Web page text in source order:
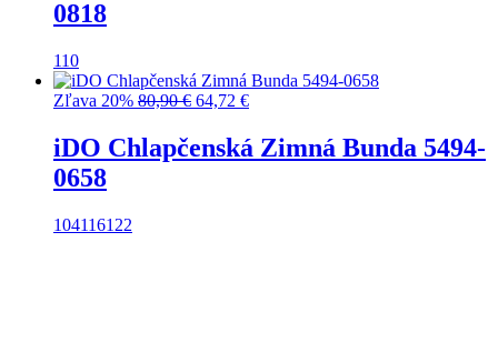
0818
110
Zľava 20% 80,90€ Pôvodná
bola:
80,90 €.
64,72 €Aktuálna
je:
64,72 €.
iDO Chlapčenská Zimná Bunda 5494-
0658
104116122